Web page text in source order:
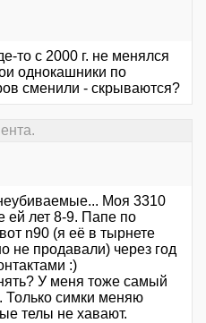
то с 2000 г. не менялся
однокашники по
сменили - скрываются?
Моя 3310
ей лет 8-9. Папе по
n90 (я её в тырнете
не продавали) через год
:)
У меня тоже самый
симки меняю
телы не хавают.